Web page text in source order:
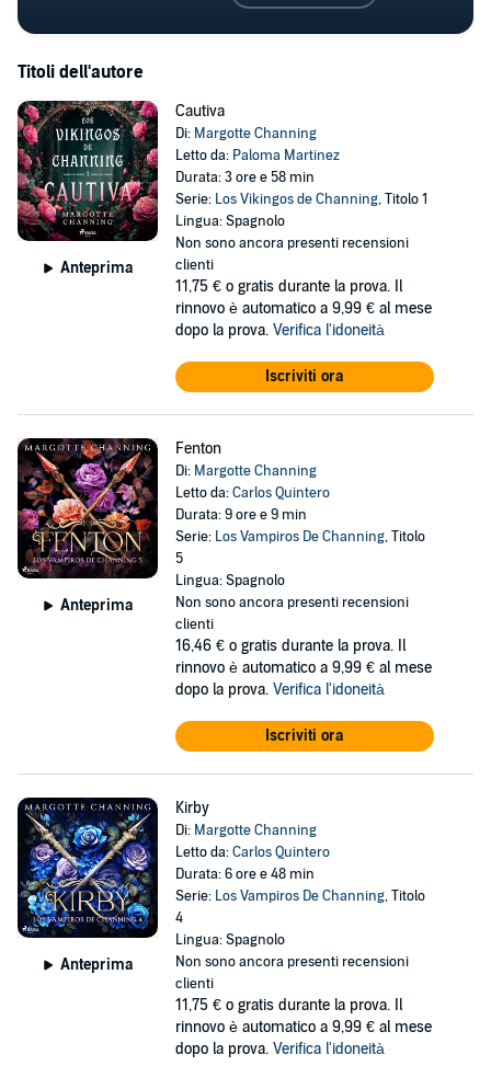
Titoli dell'autore
Anteprima
Cautiva
Di: Margotte Channing
Letto da: Paloma Martinez
Durata: 3 ore e 58 min
Serie: Los Vikingos de Channing, Titolo 1
Lingua: Spagnolo
Non sono ancora presenti recensioni
clienti
11,75 € o gratis durante la prova. Il
rinnovo è automatico a 9,99 € al mese
dopo la prova. Verifica l'idoneità
Iscriviti ora
Anteprima
Fenton
Di: Margotte Channing
Letto da:Carlos Quintero
Durata: 9 ore e 9 min
Serie: Los Vampiros De Channing, Titolo
5
Lingua: Spagnolo
Non sono ancora presenti recensioni
clienti
16,46 € o gratis durante la prova. Il
rinnovo è automatico a 9,99 € al mese
dopo la prova. Verifica l'idoneità
Iscriviti ora
Anteprima
Kirby
Di: Margotte Channing
Letto da:Carlos Quintero
Durata: 6 ore e 48 min
Serie: Los Vampiros De Channing, Titolo
4
Lingua: Spagnolo
Non sono ancora presenti recensioni
clienti
11,75 € o gratis durante la prova. Il
rinnovo è automatico a 9,99 € al mese
dopo la prova. Verifica l'idoneità